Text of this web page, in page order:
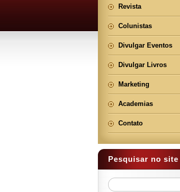
Revista
Colunistas
Divulgar Eventos
Divulgar Livros
Marketing
Academias
Contato
Pesquisar no site